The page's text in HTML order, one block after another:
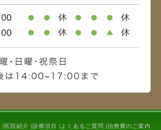
|医院紹介 |診療項目 | よくあるご質問 |治療費のご案内